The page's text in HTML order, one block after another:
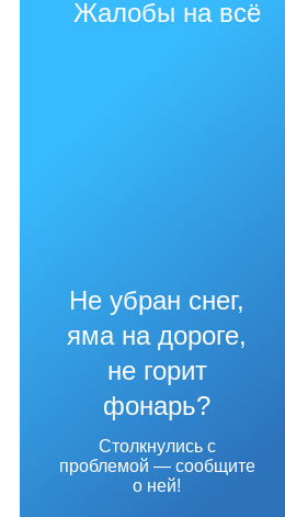
Жалобы на всё
Не убран снег,
яма на дороге,
не горит
фонарь?
Столкнулись с
проблемой — сообщите
о ней!